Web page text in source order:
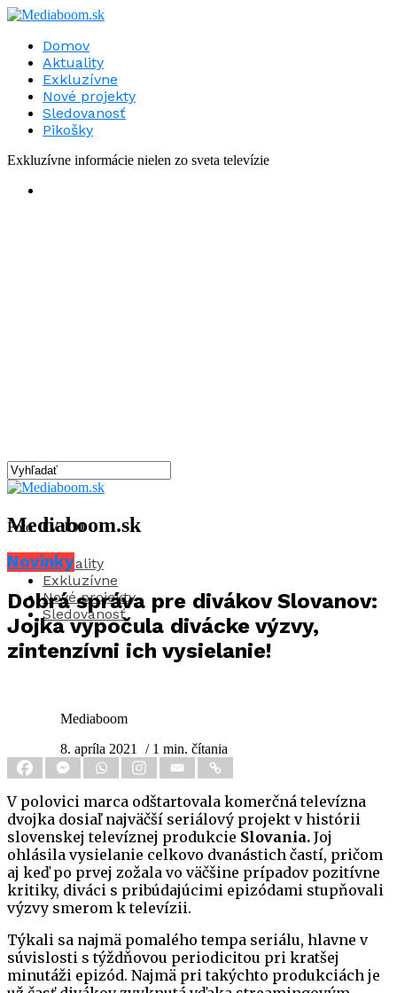
Domov
Aktuality
Exkluzívne
Nové projekty
Sledovanosť
Pikošky
Exkluzívne informácie nielen zo sveta televízie
Mediaboom.sk
Aktuality
Exkluzívne
Nové projekty
Sledovanosť
Foto: TV JOJ
Novinky
Dobrá správa pre divákov Slovanov:
Jojka vypočula divácke výzvy,
zintenzívni ich vysielanie!
Mediaboom
8. apríla 2021
/ 1 min. čítania
V polovici marca odštartovala komerčná televízna
dvojka dosiaľ najväčší seriálový projekt v histórii
slovenskej televíznej produkcie Slovania. Joj
ohlásila vysielanie celkovo dvanástich častí, pričom
aj keď po prvej zožala vo väčšine prípadov pozitívne
kritiky, diváci s pribúdajúcimi epizódami stupňovali
výzvy smerom k televízii.
Týkali sa najmä pomalého tempa seriálu, hlavne v
súvislosti s týždňovou periodicitou pri kratšej
minutáži epizód. Najmä pri takýchto produkciách je